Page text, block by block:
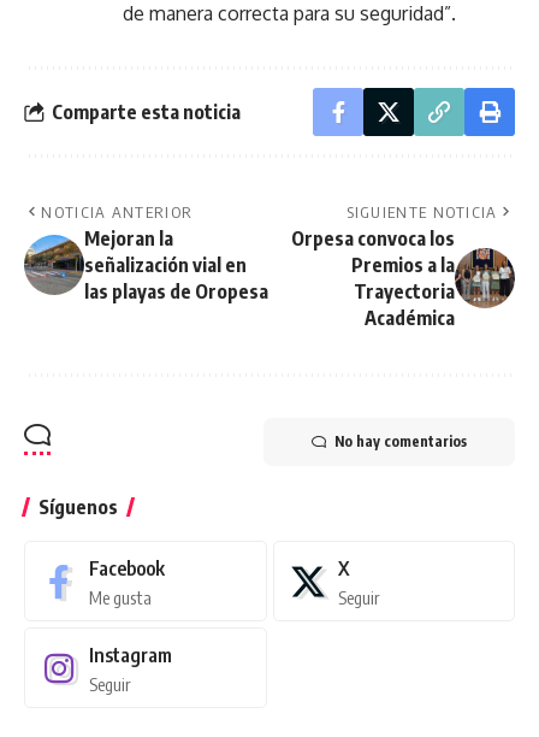
de manera correcta para su seguridad”.
Comparte esta noticia
NOTICIA ANTERIOR
Mejoran la
señalización vial en
las playas de Oropesa
SIGUIENTE NOTICIA
Orpesa convoca los
Premios a la
Trayectoria
Académica
No hay comentarios
Síguenos
Facebook
Me gusta
X
Seguir
Instagram
Seguir